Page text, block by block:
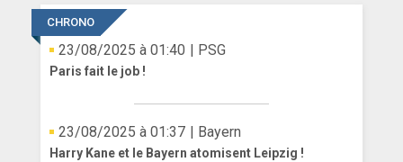
RECHERCHE
CHRONO
23/08/2025 à 01:40 | PSG
Paris fait le job !
23/08/2025 à 01:37 | Bayern
Harry Kane et le Bayern atomisent Leipzig !